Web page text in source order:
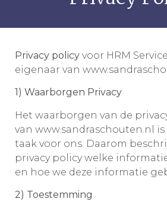
Privacy policy voor HRM
eigenaar van
1) Waarborgen Privacy
Het waarborgen van de
van www.sandraschouten.nl
taak voor ons. Daarom
privacy policy welke
en hoe we deze informatie
2) Toestemming